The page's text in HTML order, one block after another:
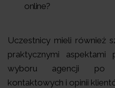
online?
Uczestnicy mieli również
praktycznymi aspektami
wyboru agencji po
kontaktowych i opinii